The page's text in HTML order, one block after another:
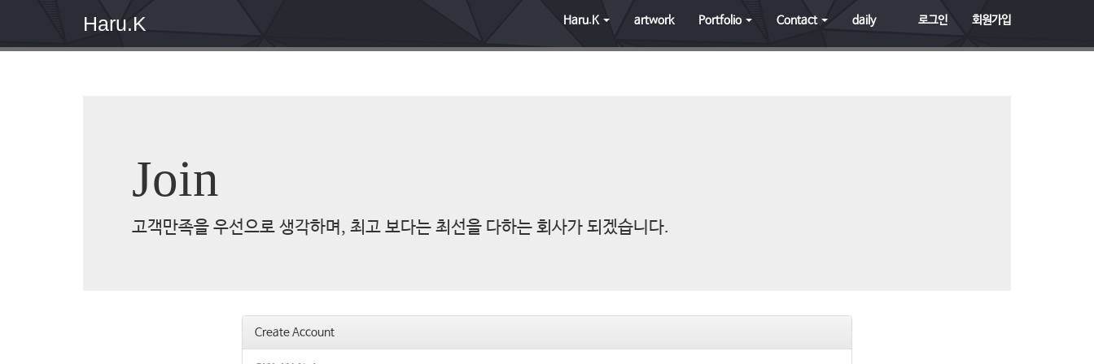
Haru.K Haru.K artwork Portfolio Contact daily 로그인 회원가입
Join
고객만족을 우선으로 생각하며, 최고 보다는 최선을 다하는 회사가 되겠습니다.
Create Account